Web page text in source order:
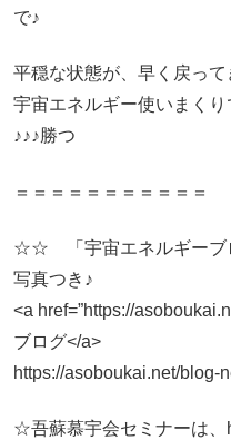
で♪
平穏な状態が、早く戻っ
宇宙エネルギー使いまく
♪♪♪勝つ
＝＝＝＝＝＝＝＝＝＝＝
☆☆ 「宇宙エネルギーブ
写真つき♪
<a href=”https://
ブログ</a>
https://asoboukai.net/blog-
☆吾蘇慕宇会セミナーは、